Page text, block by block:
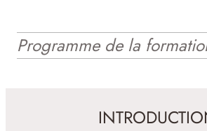
Programme de la